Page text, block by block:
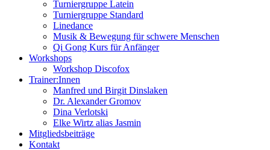
Turniergruppe Latein
Turniergruppe Standard
Linedance
Musik & Bewegung für schwere Menschen​
Qi Gong Kurs für Anfänger
Workshops
Workshop Discofox
Trainer:Innen
Manfred und Birgit Dinslaken
Dr. Alexander Gromov
Dina Verlotski
Elke Wirtz alias Jasmin
Mitgliedsbeiträge
Kontakt